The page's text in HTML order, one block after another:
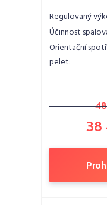
Regulovaný
Účinnost
Orientační
pelet:
38